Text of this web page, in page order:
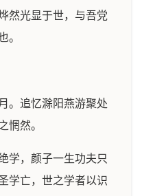
然光显于世，与吾党
。
。追忆滁阳燕游聚处
惘然。
学，颜子一生功夫只
学亡，世之学者以识